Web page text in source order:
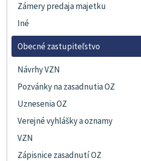
Zámery predaja majetku
Iné
Obecné zastupiteľstvo
Návrhy VZN
Pozvánky na zasadnutia OZ
Uznesenia OZ
Verejné vyhlášky a oznamy
VZN
Zápisnice zasadnutí OZ